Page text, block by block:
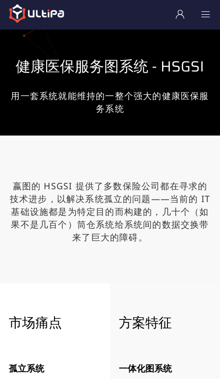
健康医保服务图系统 - HSGSI
用一套系统就能维持的一整个强大的健康医保服
务系统
嬴图的 HSGSI 提供了多数保险公司都在寻求的
技术进步，以解决系统孤立的问题——当前的 IT
基础设施都是为特定目的而构建的，几十个（如
果不是几百个）筒仓系统给系统间的数据交换带
来了巨大的障碍。
市场痛点 方案特征
孤立系统 一体化图系统